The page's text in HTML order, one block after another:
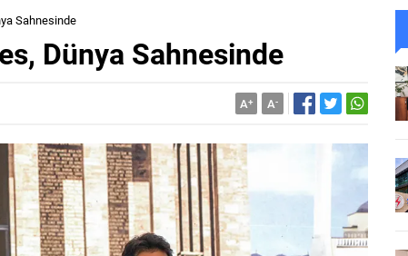
Sahnesinde
Dünya Sahnesinde
A+ A-